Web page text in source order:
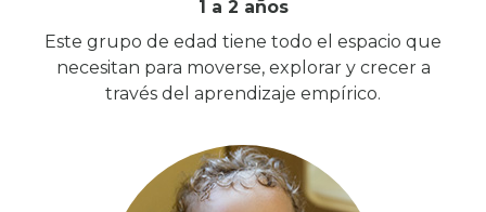
1 a 2 años
Este grupo de edad tiene todo el espacio que
necesitan para moverse, explorar y crecer a
través del aprendizaje empírico.